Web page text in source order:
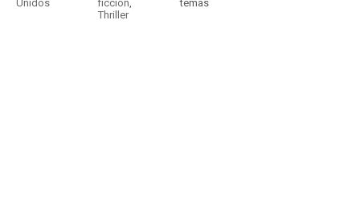
Unidos
ficción,
Thriller
temas